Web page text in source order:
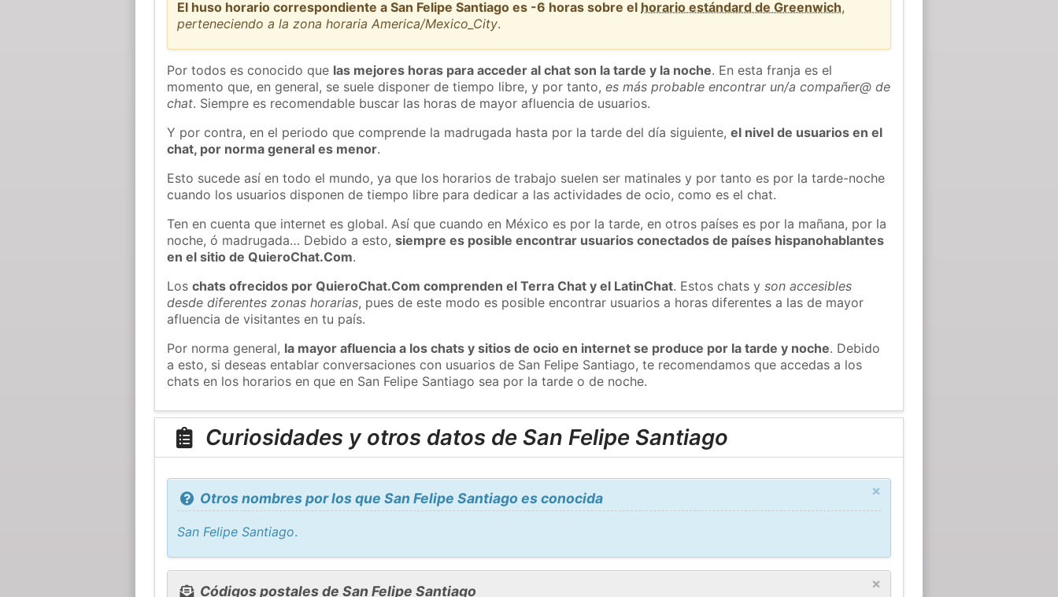
El huso horario correspondiente a San Felipe Santiago es -6 horas sobre el horario estándard de Greenwich,
perteneciendo a la zona horaria America/Mexico_City.
Por todos es conocido que las mejores horas para acceder al chat son la tarde y la noche. En esta franja es el
momento que, en general, se suele disponer de tiempo libre, y por tanto,es más probable encontrar un/a compañer@ de
chat. Siempre es recomendable buscar las horas de mayor afluencia de usuarios.
Y por contra, en el periodo que comprende la madrugada hasta por la tarde del día siguiente,el nivel de usuarios en el
chat, por norma general es menor.
Esto sucede así en todo el mundo, ya que los horarios de trabajo suelen ser matinales y por tanto es por la tarde-noche
cuando los usuarios disponen de tiempo libre para dedicar a las actividades de ocio, como es el chat.
Ten en cuenta que internet es global. Así que cuando en México es por la tarde, en otros países es por la mañana, por la
noche, ó madrugada… Debido a esto,siempre es posible encontrar usuarios conectados de países hispanohablantes
en el sitio de QuieroChat.Com.
Loschats ofrecidos por QuieroChat.Com comprenden el Terra Chat y el LatinChat. Estos chats yson accesibles
desde diferentes zonas horarias, pues de este modo es posible encontrar usuarios a horas diferentes a las de mayor
afluencia de visitantes en tu país.
Por norma general, la mayor afluencia a los chats y sitios de ocio en internet se produce por la tarde y noche. Debido
a esto, si deseas entablar conversaciones con usuarios de San Felipe Santiago, te recomendamos que accedas a los
chats en los horarios en que en San Felipe Santiago sea por la tarde o de noche.
Curiosidades y otros datos de San Felipe Santiago
×
Otros nombres por los que San Felipe Santiago es conocida
San Felipe Santiago.
×
Códigos postales de San Felipe Santiago